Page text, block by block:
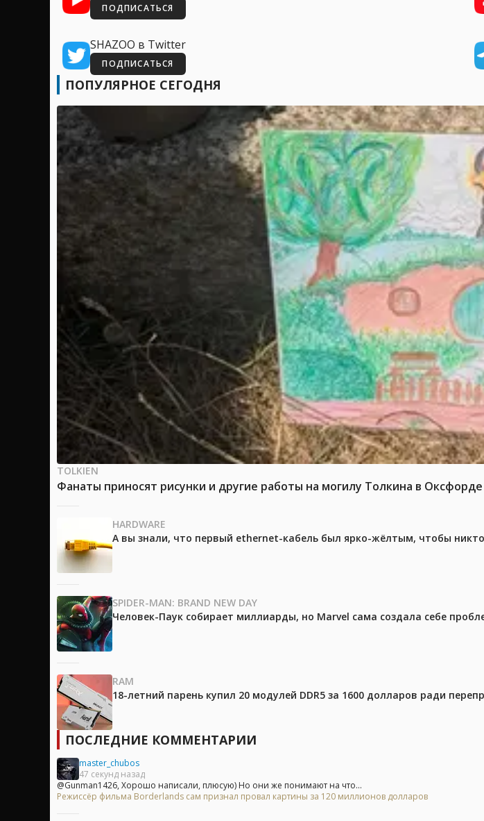
ПОДПИСАТЬСЯ
SHAZOO в Twitter
ПОДПИСАТЬСЯ
ПОПУЛЯРНОЕ СЕГОДНЯ
TOLKIEN
Фанаты приносят рисунки и другие работы на могилу Толкина в
HARDWARE
А вы знали, что первый ethernet-кабель был ярко-жёлтым, чтобы
SPIDER-MAN: BRAND NEW DAY
Человек-Паук собирает миллиарды, но Marvel сама создала себе
RAM
18-летний парень купил 20 модулей DDR5 за 1600 долларов ради
ПОСЛЕДНИЕ КОММЕНТАРИИ
master_chubos
47 секунд назад
@Gunman1426, Хорошо написали, плюсую) Но они же понимают на что...
Режиссёр фильма Borderlands сам признал провал картины за 120 миллионов долларов